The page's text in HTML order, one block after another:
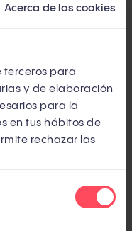
Acerca de las cookies
terceros para
y de elaboración
para la
en tus hábitos de
rechazar las
campaña
clave en el
clarano solo
sino que también
y el ajuste
Por ejemplo, si
que